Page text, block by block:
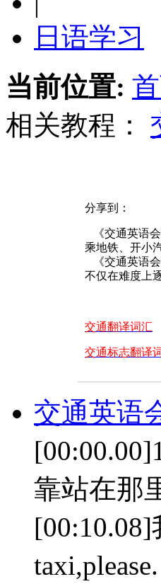
日语学习
当前位置:
相关教程：
分享到：
《交通英语
乘地铁、开小
《交通英语
不仅在难度上
交通翻译词汇
交通标志翻译
交通英语
靠站在那